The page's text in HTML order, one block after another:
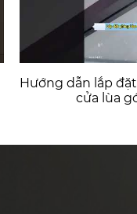
Hướng dẫn lắp
cửa lùa